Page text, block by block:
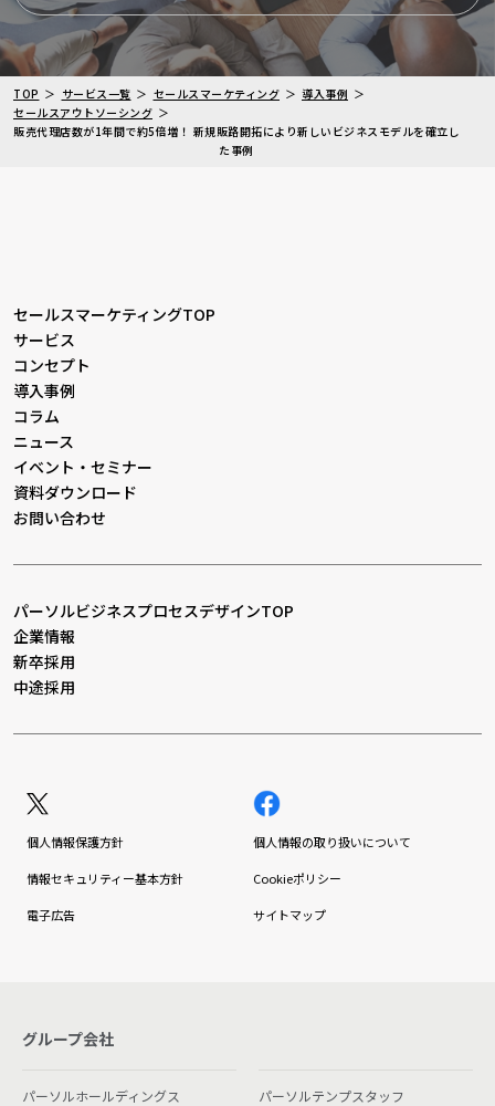
TOP サービス一覧 セールスマーケティング
導入事例
セールスアウトソーシング
販売代理店数が1年間で約5倍増！ 新規販路開拓により新しいビジネスモデルを確立し
た事例
セールスマーケティングTOP
サービス
コンセプト
導入事例
コラム
ニュース
イベント・セミナー
資料ダウンロード
お問い合わせ
パーソルビジネスプロセスデザインTOP
企業情報
新卒採用
中途採用
個人情報保護方針 個人情報の取り扱いについて
情報セキュリティー基本方針 Cookieポリシー
電子広告 サイトマップ
グループ会社
パーソルホールディングス パーソルテンプスタッフ